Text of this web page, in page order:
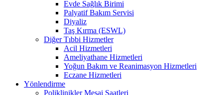
Evde Sağlık Birimi
Palyatif Bakım Servisi
Diyaliz
Taş Kırma (ESWL)
Diğer Tıbbi Hizmetler
Acil Hizmetleri
Ameliyathane Hizmetleri
Yoğun Bakım ve Reanimasyon Hizmetleri
Eczane Hizmetleri
Yönlendirme
Poliklinikler Mesai Saatleri